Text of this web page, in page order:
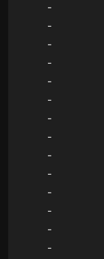
-
-
-
-
-
-
-
-
-
-
-
-
-
-